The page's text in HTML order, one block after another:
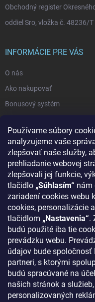
Používame súbory
analyzujeme vaše
zlepšovať naše služby,
prehliadanie webovej
zlepšovali jej funkcie,
tlačidlo „Súhlasím“ nám
zariadení cookies webu
cookies, personalizácie
tlačidlom „Nastavenia“.
budú použité iba tie
prevádzku webu.
údajov bude spoločnosť
partneri, s ktorými
budú spracúvané na
našich stránok a
personalizovaných
Obchodný register
oddiel Sro, vložka č. 48236/T
INFORMÁCIE PRE VÁS
O nás
Ako nakupovať
Bonusový systém
Blog - najnovšie články
Obchodné podmienky
Podmienky ochrany
Odstúpenie od zmluvy
Kontakty
KONTAKT
klima@
0907 044 080
https://